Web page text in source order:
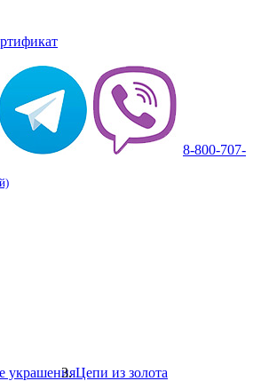
8-800-707-
украшенияЦепи из золота